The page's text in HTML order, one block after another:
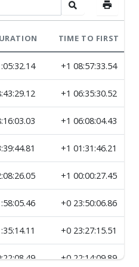
TIME TO FIRST
+1 08:57:33.54
+1 06:35:30.52
+1 06:08:04.43
+1 01:31:46.21
+1 00:00:27.45
+0 23:50:06.86
+0 23:27:15.51
+0 22:14:09.89